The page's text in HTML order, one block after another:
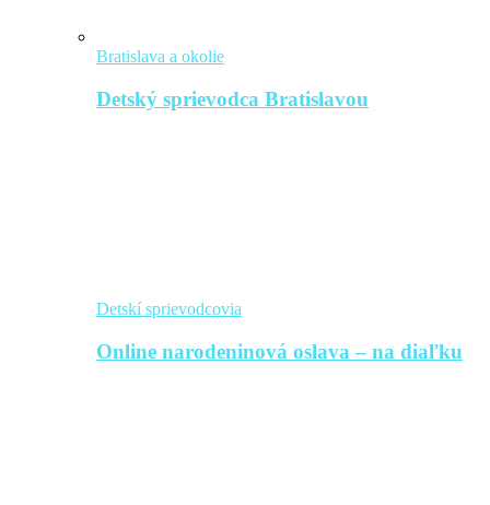
Bratislava a okolie
Detský sprievodca Bratislavou
Detskí sprievodcovia
Online narodeninová oslava – na diaľku